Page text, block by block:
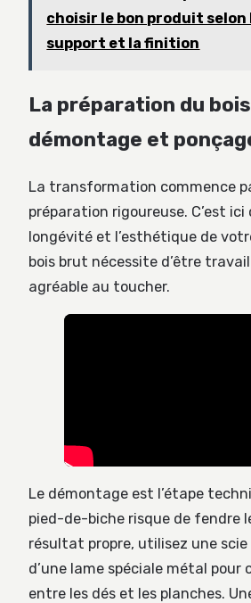
choisir le bon produit selon
support et la finition
La préparation du
démontage et
La transformation commence
préparation rigoureuse. C’est ici
longévité et l’esthétique de
bois brut nécessite d’être
agréable au toucher.
Le démontage est l’étape
pied-de-biche risque de fendre
résultat propre, utilisez une scie
d’une lame spéciale métal pour
entre les dés et les planches.